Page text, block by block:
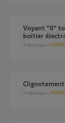
Voyant "0" toujours clignotant après changement du
boitier
2 réponses
5 réponses